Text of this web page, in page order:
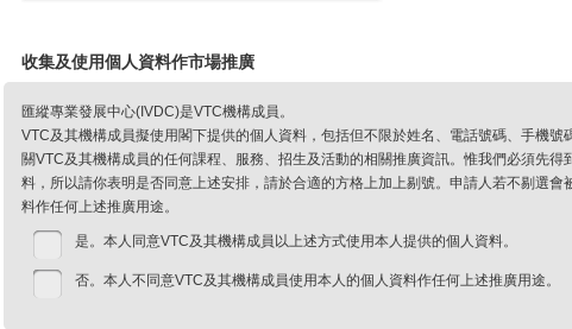
收集及使用個人資料作市場推廣
匯縱專業發展中心(IVDC)是VTC機構成員。
VTC及其機構成員擬使用閣下提供的個人資料，包括但不限於姓名、電話號碼、手機
關VTC及其機構成員的任何課程、服務、招生及活動的相關推廣資訊。惟我們必須先
料，所以請你表明是否同意上述安排，請於合適的方格上加上剔號。申請人若不剔選
料作任何上述推廣用途。
是。本人同意VTC及其機構成員以上述方式使用本人提供的個人資料。
否。本人不同意VTC及其機構成員使用本人的個人資料作任何上述推廣用途。